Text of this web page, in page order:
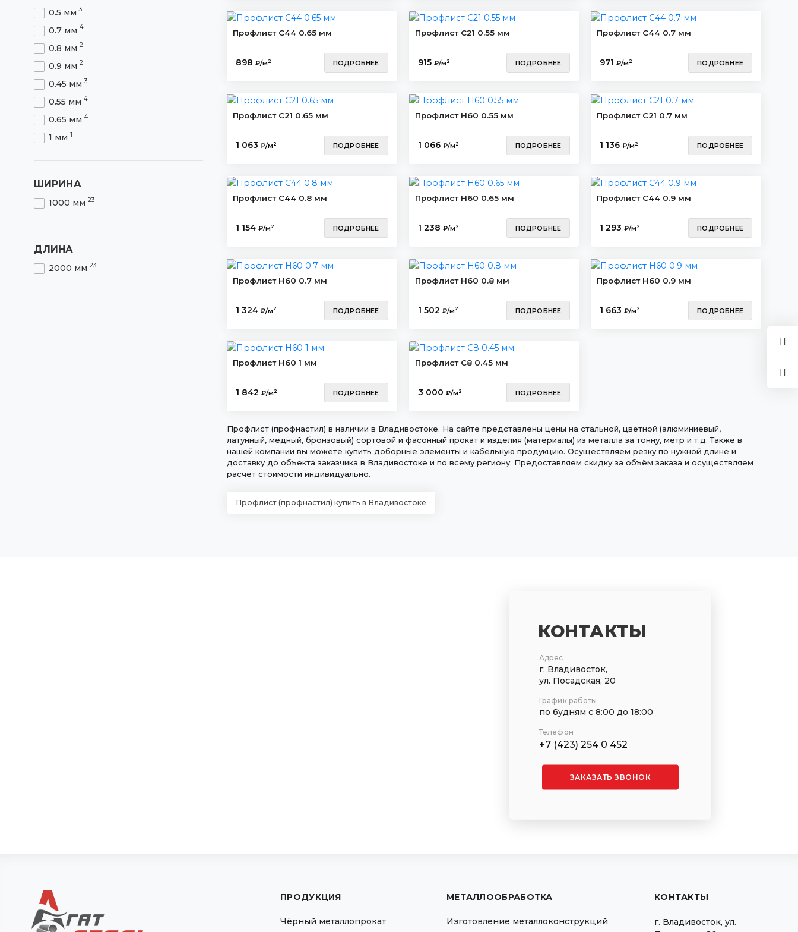
Профлист С44 0.65 мм
898 ₽/м 2 ПОДРОБНЕЕ
Профлист С21 0.55 мм
915 ₽/м 2 ПОДРОБНЕЕ
Профлист С44 0.7 мм
971₽/м 2 ПОДРОБНЕЕ
Профлист С21 0.65 мм
1 063 ₽/м 2 ПОДРОБНЕЕ
Профлист Н60 0.55 мм
1 066 ₽/м 2 ПОДРОБНЕЕ
Профлист С21 0.7 мм
1 136₽/м 2 ПОДРОБНЕЕ
Профлист С44 0.8 мм
1 154 ₽/м 2 ПОДРОБНЕЕ
Профлист Н60 0.65 мм
1 238 ₽/м 2 ПОДРОБНЕЕ
Профлист С44 0.9 мм
1 293₽/м 2 ПОДРОБНЕЕ
Профлист Н60 0.7 мм
1 324 ₽/м 2 ПОДРОБНЕЕ
Профлист Н60 0.8 мм
1 502 ₽/м 2 ПОДРОБНЕЕ
Профлист Н60 0.9 мм
1 663₽/м 2 ПОДРОБНЕЕ
Профлист Н60 1 мм
1 842 ₽/м 2 ПОДРОБНЕЕ
Профлист С8 0.45 мм
3 000 ₽/м 2 ПОДРОБНЕЕ
Профлист (профнастил) в наличии в Владивостоке. На сайте представлены цены на стальной, цветной (алюминиевый,
латунный, медный, бронзовый) сортовой и фасонный прокат и изделия (материалы) из металла за тонну, метр и т.д. Также в
нашей компании вы можете купить доборные элементы и кабельную продукцию. Осуществляем резку по нужной длине и
доставку до объекта заказчика в Владивостоке и по всему региону. Предоставляем скидку за объём заказа и осуществляем
расчет стоимости индивидуально.
Профлист (профнастил) купить в Владивостоке
0.5 мм 3
0.7 мм 4
0.8 мм 2
0.9 мм 2
0.45 мм 3
0.55 мм 4
0.65 мм 4
1 мм 1
ШИРИНА
1000 мм 23
ДЛИНА
2000 мм 23
КОНТАКТЫ
Адрес
г. Владивосток,
ул. Посадская, 20
График работы
по будням с 8:00 до 18:00
Телефон
+7 (423) 254 0 452
ЗАКАЗАТЬ ЗВОНОК
ПРОДУКЦИЯ
Чёрный металлопрокат
МЕТАЛЛООБРАБОТКА
Изготовление металлоконструкций
КОНТАКТЫ
г. Владивосток, ул.